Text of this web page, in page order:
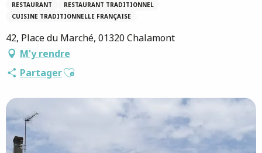
RESTAURANT
RESTAURANT TRADITIONNEL
CUISINE TRADITIONNELLE FRANÇAISE
42, Place du Marché, 01320 Chalamont
M'y rendre
PartagerAjouter aux favoris